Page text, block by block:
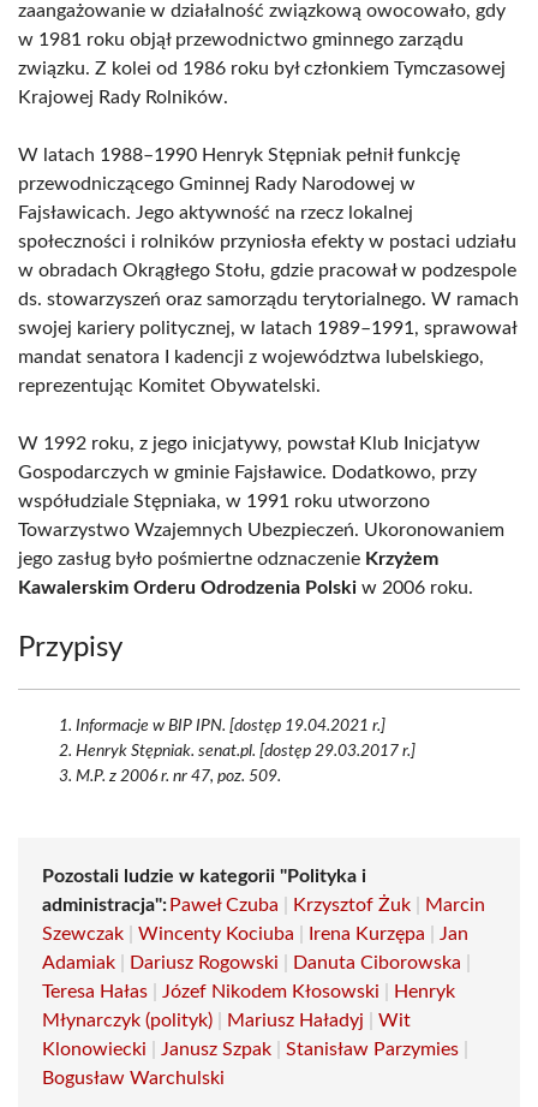
zaangażowanie w działalność związkową owocowało, gdy
w 1981 roku objął przewodnictwo gminnego zarządu
związku. Z kolei od 1986 roku był członkiem Tymczasowej
Krajowej Rady Rolników.
W latach 1988–1990 Henryk Stępniak pełnił funkcję
przewodniczącego Gminnej Rady Narodowej w
Fajsławicach. Jego aktywność na rzecz lokalnej
społeczności i rolników przyniosła efekty w postaci udziału
w obradach Okrągłego Stołu, gdzie pracował w podzespole
ds. stowarzyszeń oraz samorządu terytorialnego. W ramach
swojej kariery politycznej, w latach 1989–1991, sprawował
mandat senatora I kadencji z województwa lubelskiego,
reprezentując Komitet Obywatelski.
W 1992 roku, z jego inicjatywy, powstał Klub Inicjatyw
Gospodarczych w gminie Fajsławice. Dodatkowo, przy
współudziale Stępniaka, w 1991 roku utworzono
Towarzystwo Wzajemnych Ubezpieczeń. Ukoronowaniem
jego zasług było pośmiertne odznaczenie Krzyżem
Kawalerskim Orderu Odrodzenia Polski w 2006 roku.
Przypisy
Informacje w BIP IPN. [dostęp 19.04.2021 r.]
Henryk Stępniak. senat.pl. [dostęp 29.03.2017 r.]
M.P. z 2006 r. nr 47, poz. 509.
Pozostali ludzie w kategorii "Polityka i
administracja": Paweł Czuba Krzysztof Żuk
Marcin
Szewczak
Wincenty Kociuba Irena Kurzępa
Jan
Adamiak
Dariusz Rogowski Danuta Ciborowska
Teresa Hałas
Józef Nikodem Kłosowski
Henryk
Młynarczyk (polityk)
Mariusz Haładyj
Wit
Klonowiecki
Janusz Szpak Stanisław Parzymies
Bogusław Warchulski